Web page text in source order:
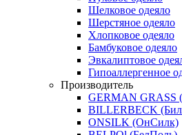
Шелковое одеяло
Шерстяное одеяло
Хлопковое одеяло
Бамбуковое одеяло
Эвкалиптовое
Гипоаллергенное
Производитель
GERMAN GRASS
BILLERBECK
ONSILK (ОнСилк)